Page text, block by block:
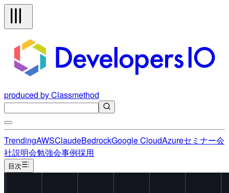
produced by Classmethod
TrendingAWSClaudeBedrockGoogle CloudAzureセミナー会
社説明会勉強会事例採用
目次